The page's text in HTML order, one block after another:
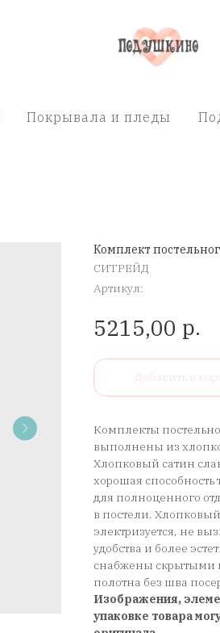
Покрывала и пледы
Комплект
СИТРЕЙД
Артикул:
5215,00 р.
Добавить в
Комплекты
выполнены из
Хлопковый сатин
хорошая способность
для полноценного
в постели.
электризуется, не
удобства и более
снабжены скрытыми
полотна без шва
Изображения,
упаковке товара